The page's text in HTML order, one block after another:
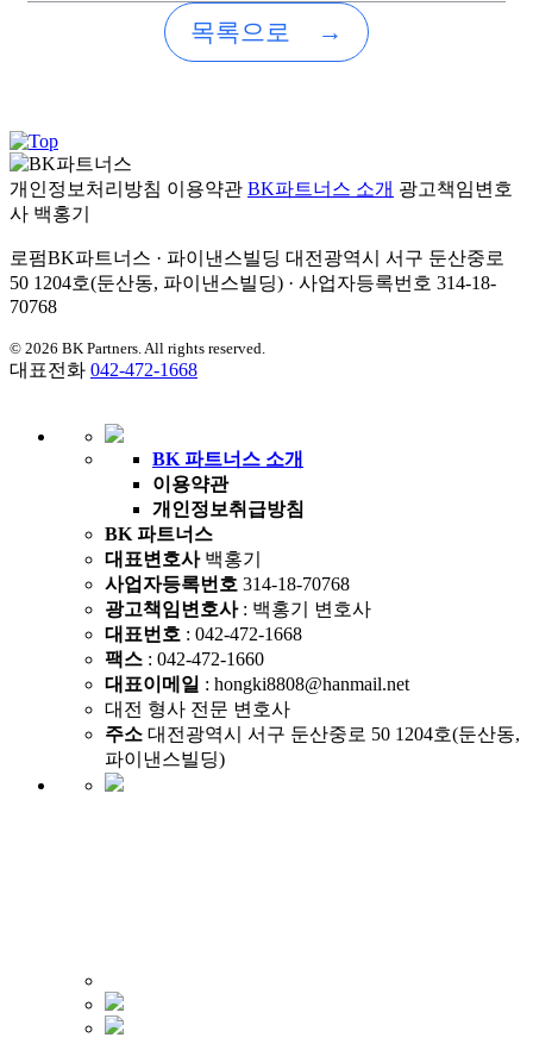
목록으로 →
개인정보처리방침 이용약관 BK파트너스 소개 광고책임변호
사 백홍기
로펌BK파트너스 · 파이낸스빌딩 대전광역시 서구 둔산중로
50 1204호(둔산동, 파이낸스빌딩) · 사업자등록번호 314-18-
70768
© 2026 BK Partners. All rights reserved.
대표전화 042-472-1668
BK 파트너스 소개
이용약관
개인정보취급방침
BK 파트너스
대표변호사백홍기
사업자등록번호 314-18-70768
광고책임변호사: 백홍기 변호사
대표번호 : 042-472-1668
팩스 : 042-472-1660
대표이메일 : hongki8808@hanmail.net
대전 형사 전문 변호사
주소 대전광역시 서구 둔산중로 50 1204호(둔산동,
파이낸스빌딩)